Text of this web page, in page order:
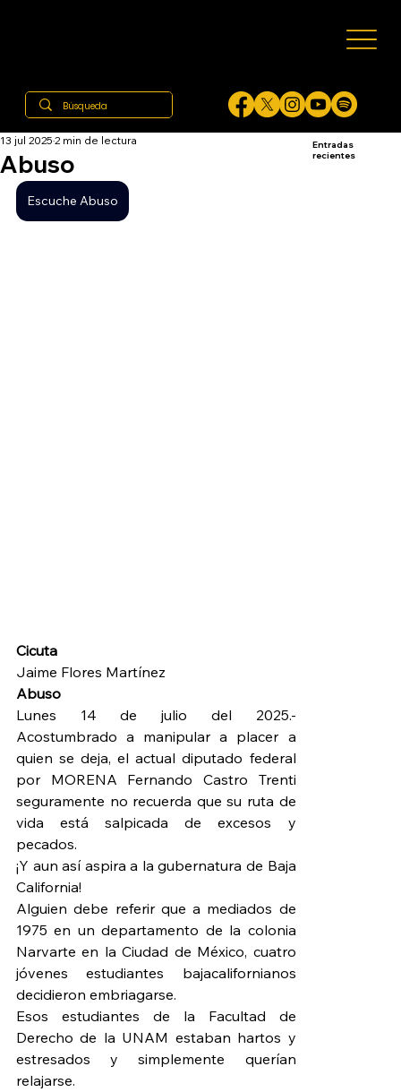
Abuso
13 jul 2025 2 min de lectura
Escuche Abuso
Cicuta
Jaime Flores Martínez
Abuso
Lunes 14 de julio del 2025.-
Acostumbrado a manipular a placer a
quien se deja, el actual diputado federal
por MORENA Fernando Castro Trenti
seguramente no recuerda que su ruta de
vida está salpicada de excesos y
pecados.
¡Y aun así aspira a la gubernatura de Baja
California!
Alguien debe referir que a mediados de
1975 en un departamento de la colonia
Narvarte en la Ciudad de México, cuatro
jóvenes estudiantes bajacalifornianos
decidieron embriagarse.
Esos estudiantes de la Facultad de
Derecho de la UNAM estaban hartos y
estresados y simplemente querían
relajarse.
Entradas
recientes